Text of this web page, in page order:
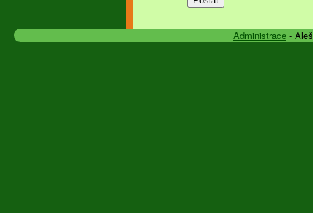
Administrace -